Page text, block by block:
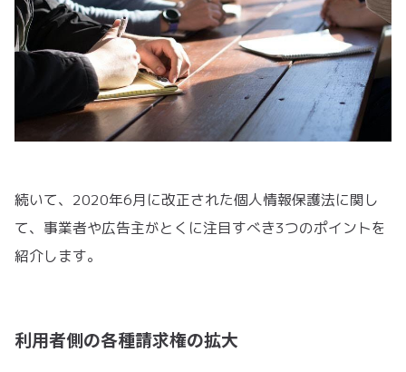
続いて、2020年6月に改正された個人情報保護法に関し
て、事業者や広告主がとくに注目すべき3つのポイントを
紹介します。
利用者側の各種請求権の拡大